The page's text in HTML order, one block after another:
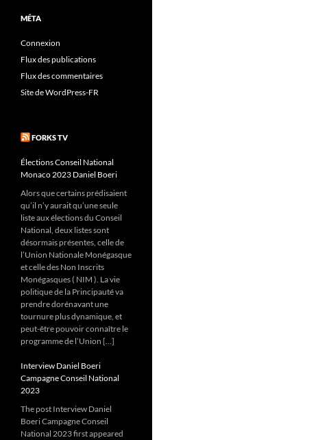
MÉTA
Connexion
Flux des publications
Flux des commentaires
Site de WordPress-FR
FORKS TV
Élections Conseil National
Monaco 2023 Daniel Boeri
Alors que certains prédisaient
qu’il n’y aurait qu’une seule
liste aux élections du Conseil
National, deux listes sont
désormais présentes, celle de
l’Union Nationale Monégasque
et celle des Non Inscrits
Monégasques ( NIM ). La vie
politique de la Principauté va
prendre dorénavant une
tournure plus dynamique, et
peut-être pouvoir connaître le
programme de l’Union […]
Interview Daniel Boeri
Campagne Conseil National
2023
The post Interview Daniel
Boeri Campagne Conseil
National 2023 first appeared